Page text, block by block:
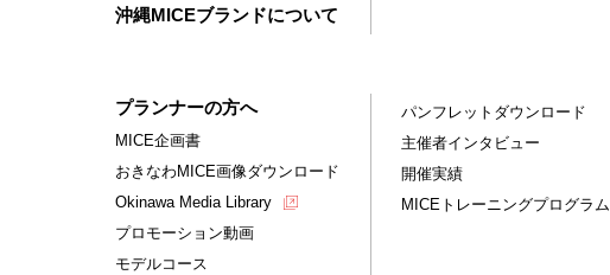
沖縄MICEブランドについて
プランナーの方へ
MICE企画書
おきなわMICE画像ダウンロード
Okinawa Media Library
プロモーション動画
モデルコース
パンフレットダウンロード
主催者インタビュー
開催実績
MICEトレーニングプログラム